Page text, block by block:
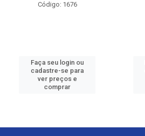
Código: 1676
Faça seu login ou
cadastre-se para
ver preços e
comprar